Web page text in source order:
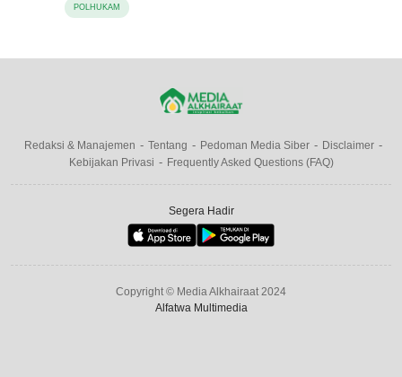
POLHUKAM
Redaksi & Manajemen Tentang Pedoman Media Siber
Disclaimer
Kebijakan Privasi
Frequently Asked Questions (FAQ)
Segera Hadir
Copyright © Media Alkhairaat 2024
Alfatwa Multimedia